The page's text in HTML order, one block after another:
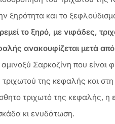
ξηρότητα και το
το ξηρό, με νιφάδες,
ανακουφίζεται μετά
Σαρκοζίνη που
τριχωτού της κεφαλής και
τριχωτό της κεφαλής,
κι ενυδάτωση.